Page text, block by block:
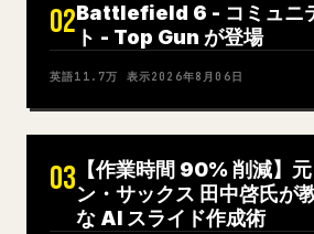
02Battlefield 6 - コミュニ
ト - Top Gun が登場
英語11.7万 表示2026年8月06日
03 【作業時間 90% 削減】
ン・サックス 田中啓氏が
な AI スライド作成術